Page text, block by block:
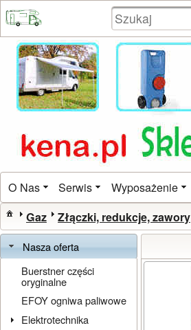
O Nas Serwis Wyposażenie
Gaz Złączki, redukcje, zawory
Nasza oferta
Buerstner części
oryginalne
EFOY ogniwa paliwowe
Elektrotechnika